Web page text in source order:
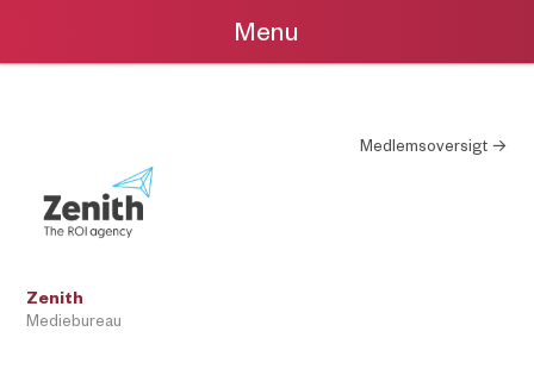
Medlemsoversigt →
Zenith
Mediebureau
Menu